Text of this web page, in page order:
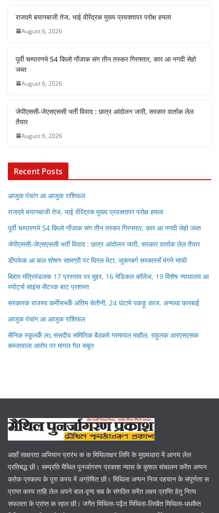
राजदमे बयानबाजी तेज, भाई वीरेंद्रक मुख्य प्रवक्तापर परोक्ष हमला
August 6, 2026
पूर्वी चम्पारणमे 54 किलो गाँजाक संग तीन तस्कर गिरफ्तार, कार आ नगदी सेहो
जब्त
August 6, 2026
जेपीएससी-जेएसएससी भर्ती विवाद : छात्र आंदोलन जारी, सरकार वार्ताक लेल
तैयार
August 6, 2026
Recent Posts
आजुक पंचांग आ आजुक राशिफल
राजदमे बयानबाजी तेज, भाई वीरेंद्रक मुख्य प्रवक्तापर परोक्ष हमला
पूर्वी चम्पारणमे 54 किलो गाँजाक संग तीन तस्कर गिरफ्तार, कार आ नगदी सेहो जब्त
जेपीएससी-जेएसएससी भर्ती विवाद : छात्र आंदोलन जारी, सरकार वार्ताक लेल तैयार
डीपफेक आ बाल शोषण सामग्री पर घिरल मेटा, जुकरबर्ग सरकारसँ मंगने माफी
बिहार मंत्रिमंडलक 17 प्रस्ताव पर मुहर, 16 मेडिकल कॉलेज, 19 विशेष न्यायालय आ
स्पोर्ट्स साइंस सेंटरक बाट प्रशस्त
सरकारक राजस्व कर्मीसभकेँ अंतिम चेतौनी, 24 घंटामे पकड़ू काज, अन्यथा कारबाई
आजुक पंचांग आ आजुक राशिफल
सैनिक स्कूलकेँ लऽ संसदीय समितिक बैठकमे गरमायल माहौल, राहुलक आरएसएसक
कब्जावाला आरोप पर मांगल गेल सबूत
आहाँ साक्षरता अभियान प्रारंभ क क मिथिलाक्षर लिपि के मुख्यधारा में आनय लेल
प्रतिबद्ध छी। सम्प्रति मैथिल पुनर्जागरण प्रकाश न्यास के कुशल संचालन करैत अप्पन
कतेक प्रकल्प के पूरा करय में अग्रेषित छी। मिथिला अप्पन निज पहचान के संपूर्णता स
प्राप्त करय ताहि लेल अपने बाल-वृन्द सब के संगठित करैत लक्ष्य प्राप्ति हेतु नित्य
सफलता के प्राप्त क रहल छी। जगैत मिथिला-पढ़ैत मिथिला-लिखैत मिथिला-धधकैत